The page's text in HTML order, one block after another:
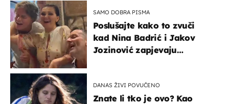
SAMO DOBRA PISMA
Poslušajte kako to zvuči
kad Nina Badrić i Jakov
Jozinović zapjevaju
DANAS ŽIVI POVUČENO
Znate li tko je ovo? Kao